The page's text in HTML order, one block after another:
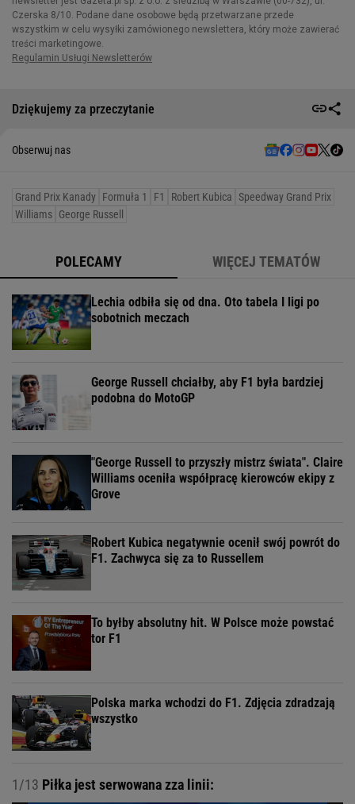
Dziękujemy za przeczytanie
Obserwuj nas
Grand Prix Kanady Formuła 1 F1 Robert Kubica Speedway Grand Prix
Williams George Russell
POLECAMY WIĘCEJ TEMATÓW
Lechia odbiła się od dna. Oto tabela I ligi po
sobotnich meczach
George Russell chciałby, aby F1 była bardziej
podobna do MotoGP
"George Russell to przyszły mistrz świata". Claire
Williams oceniła współpracę kierowców ekipy z
Grove
Robert Kubica negatywnie ocenił swój powrót do
F1. Zachwyca się za to Russellem
To byłby absolutny hit. W Polsce może powstać
tor F1
Polska marka wchodzi do F1. Zdjęcia zdradzają
wszystko
1/13 Piłka jest serwowana zza linii: